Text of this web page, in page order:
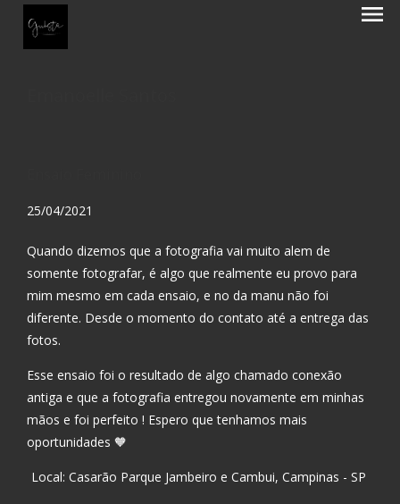
menu
25/04/2021
Quando dizemos que a fotografia vai muito alem de
somente fotografar, é algo que realmente eu provo para
mim mesmo em cada ensaio, e no da manu não foi
diferente. Desde o momento do contato até a entrega das
fotos.
Esse ensaio foi o resultado de algo chamado conexão
antiga e que a fotografia entregou novamente em minhas
mãos e foi perfeito ! Espero que tenhamos mais
oportunidades 🧡
Local: Casarão Parque Jambeiro e Cambui, Campinas - SP